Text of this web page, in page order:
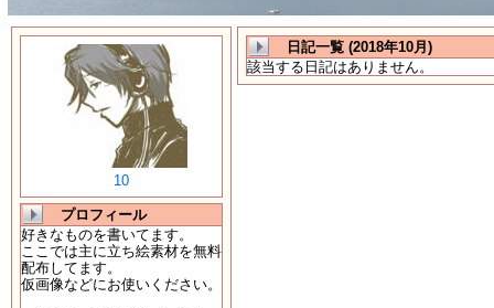
10
プロフィール
好きなものを書いてます。
ここでは主に立ち絵素材を無料
配布してます。
仮画像などにお使いください。
日記一覧 (2018年10月)
該当する日記はありません。